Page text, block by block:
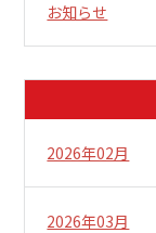
お知らせ
2026年02月
2026年03月